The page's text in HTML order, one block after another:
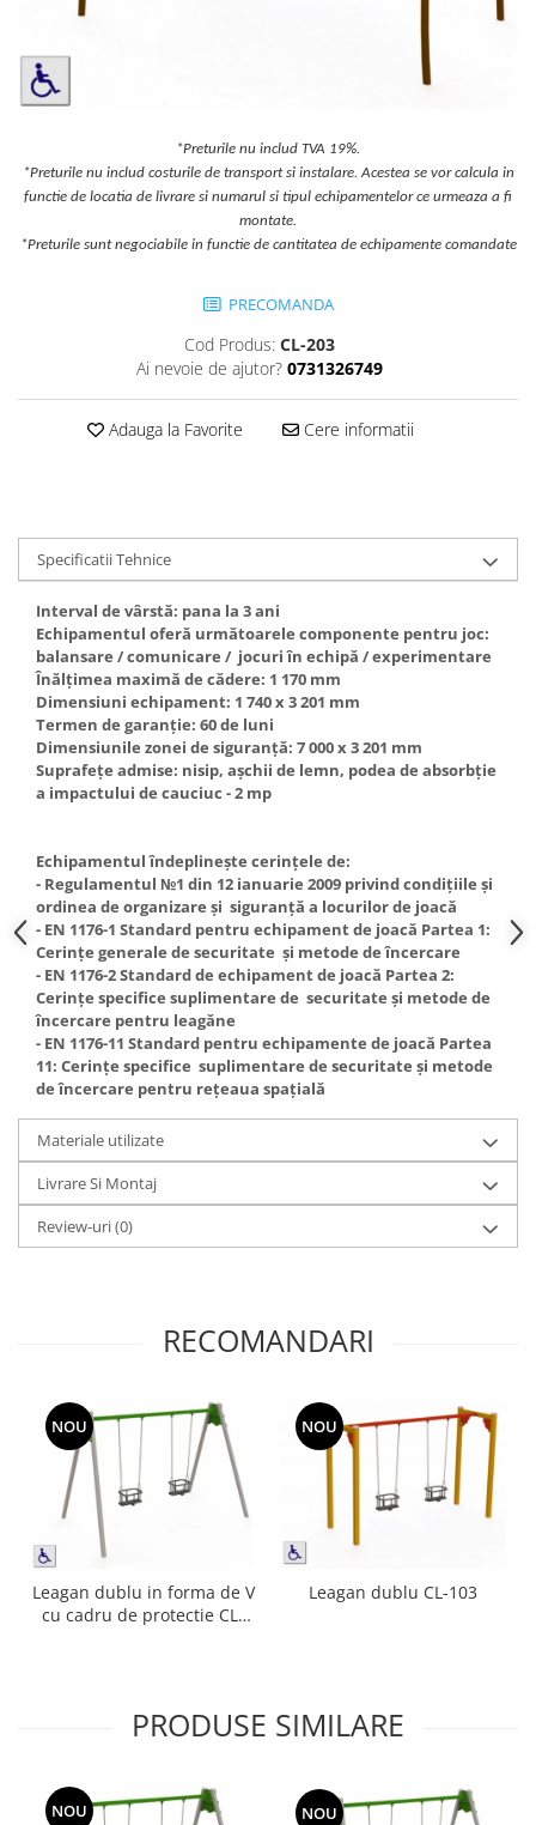
Echipamente de catarat
Trasee echilibristica
Echipamente persoane cu
dizabilitati
Echipament muzical
Animale din cauciuc
Fotbal si Handbal
Tenis si Volei
Echipamente fitness
Mese de jocuri
MOBILIER URBAN
Garduri/Imprejmuiri
Cosuri de gunoi
Panouri pentru informare/Marcaje
Foisoare si pergole
Rastel Biciclete
*Preturile nu includ TVA 19%.
*Preturile nu includ costurile de transport si instalare. Acestea se vor calcula in
functie de locatia de livrare si numarul si tipul echipamentelor ce urmeaza a fi
montate.
*Preturile sunt negociabile in functie de cantitatea de echipamente comandate
PRECOMANDA
Cod Produs: CL-203
Ai nevoie de ajutor? 0731326749
Adauga la Favorite Cere informatii
Specificatii Tehnice
Interval de vârstă: pana la 3 ani
Echipamentul oferă următoarele componente pentru joc:
balansare / comunicare / jocuri în echipă / experimentare
Înălțimea maximă de cădere: 1 170 mm
Dimensiuni echipament: 1 740 х 3 201 mm
Termen de garanție: 60 de luni
Dimensiunile zonei de siguranță: 7 000 х 3 201 mm
Suprafețe admise: nisip, așchii de lemn, podea de absorbție
a impactului de cauciuc - 2 mp
Echipamentul îndeplinește cerințele de:
- Regulamentul №1 din 12 ianuarie 2009 privind condițiile și
ordinea de organizare și siguranță a locurilor de joacă
- EN 1176-1 Standard pentru echipament de joacă Partea 1:
Cerințe generale de securitate și metode de încercare
- EN 1176-2 Standard de echipament de joacă Partea 2:
Cerințe specifice suplimentare de securitate și metode de
încercare pentru leagăne
- EN 1176-11 Standard pentru echipamente de joacă Partea
11: Cerințe specifice suplimentare de securitate și metode
de încercare pentru rețeaua spațială
Materiale utilizate
Livrare Si Montaj
Review-uri(0)
RECOMANDARI
NOU
Leagan dublu in forma de V
cu cadru de protectie CL-
NOU
Leagan dublu CL-103
PRODUSE SIMILARE
NOU NOU